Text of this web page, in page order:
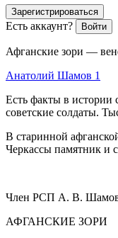
Зарегистрироваться
Есть аккаунт? Войти
Афганские зори —
Анатолий Шамов 1
Есть факты в истории
советские солдаты.
В старинной
Черкассы памятник и
Член РСП А. В.
АФГАНСКИЕ ЗОРИ